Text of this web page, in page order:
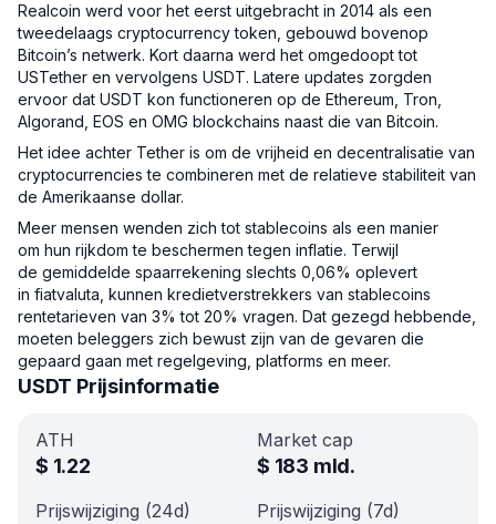
Realcoin werd voor het eerst uitgebracht in 2014 als een
tweedelaags cryptocurrency token, gebouwd bovenop
Bitcoin’s netwerk. Kort daarna werd het omgedoopt tot
USTether en vervolgens USDT. Latere updates zorgden
ervoor dat USDT kon functioneren op de Ethereum, Tron,
Algorand, EOS en OMG blockchains naast die van Bitcoin.
Het idee achter Tether is om de vrijheid en decentralisatie van
cryptocurrencies te combineren met de relatieve stabiliteit van
de Amerikaanse dollar.
Meer mensen wenden zich tot stablecoins als een manier
om hun rijkdom te beschermen tegen inflatie. Terwijl
de gemiddelde spaarrekening slechts 0,06% oplevert
in fiatvaluta, kunnen kredietverstrekkers van stablecoins
rentetarieven van 3% tot 20% vragen. Dat gezegd hebbende,
moeten beleggers zich bewust zijn van de gevaren die
gepaard gaan met regelgeving, platforms en meer.
USDT Prijsinformatie
ATH
$ 1.22
Market cap
$ 183 mld.
Prijswijziging (24d) Prijswijziging (7d)